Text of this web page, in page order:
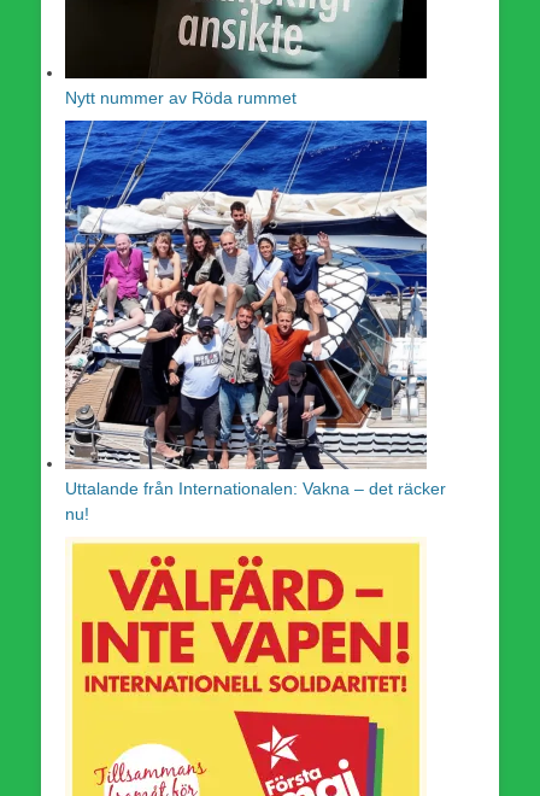
Nytt nummer av Röda rummet
Uttalande från Internationalen: Vakna – det räcker
nu!